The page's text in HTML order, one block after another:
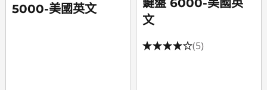
5000-美國英文
鍵盤 6000-美國英
文
(5)